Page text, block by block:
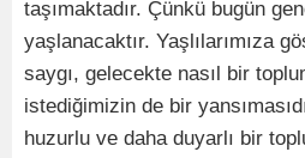
taşımaktadır. Çünkü bugün
yaşlanacaktır. Yaşlılarımıza
saygı, gelecekte nasıl bir
istediğimizin de bir
huzurlu ve daha duyarlı bir